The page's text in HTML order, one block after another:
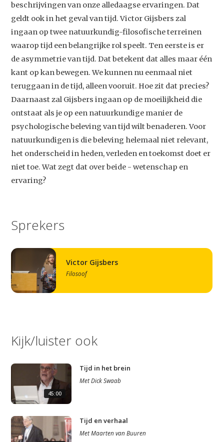
beschrijvingen van onze alledaagse ervaringen. Dat
geldt ook in het geval van tijd. Victor Gijsbers zal
ingaan op twee natuurkundig-filosofische terreinen
waarop tijd een belangrijke rol speelt. Ten eerste is er
de asymmetrie van tijd. Dat betekent dat alles maar één
kant op kan bewegen. We kunnen nu eenmaal niet
teruggaan in de tijd, alleen vooruit. Hoe zit dat precies?
Daarnaast zal Gijsbers ingaan op de moeilijkheid die
ontstaat als je op een natuurkundige manier de
psychologische beleving van tijd wilt benaderen. Voor
natuurkundigen is die beleving helemaal niet relevant,
het onderscheid in heden, verleden en toekomst doet er
niet toe. Wat zegt dat over beide - wetenschap en
ervaring?
Sprekers
Victor Gijsbers
Filosoof
Kijk/luister ook
45:00
Tijd in het brein
MetDick Swaab
Tijd en verhaal
MetMaarten van Buuren